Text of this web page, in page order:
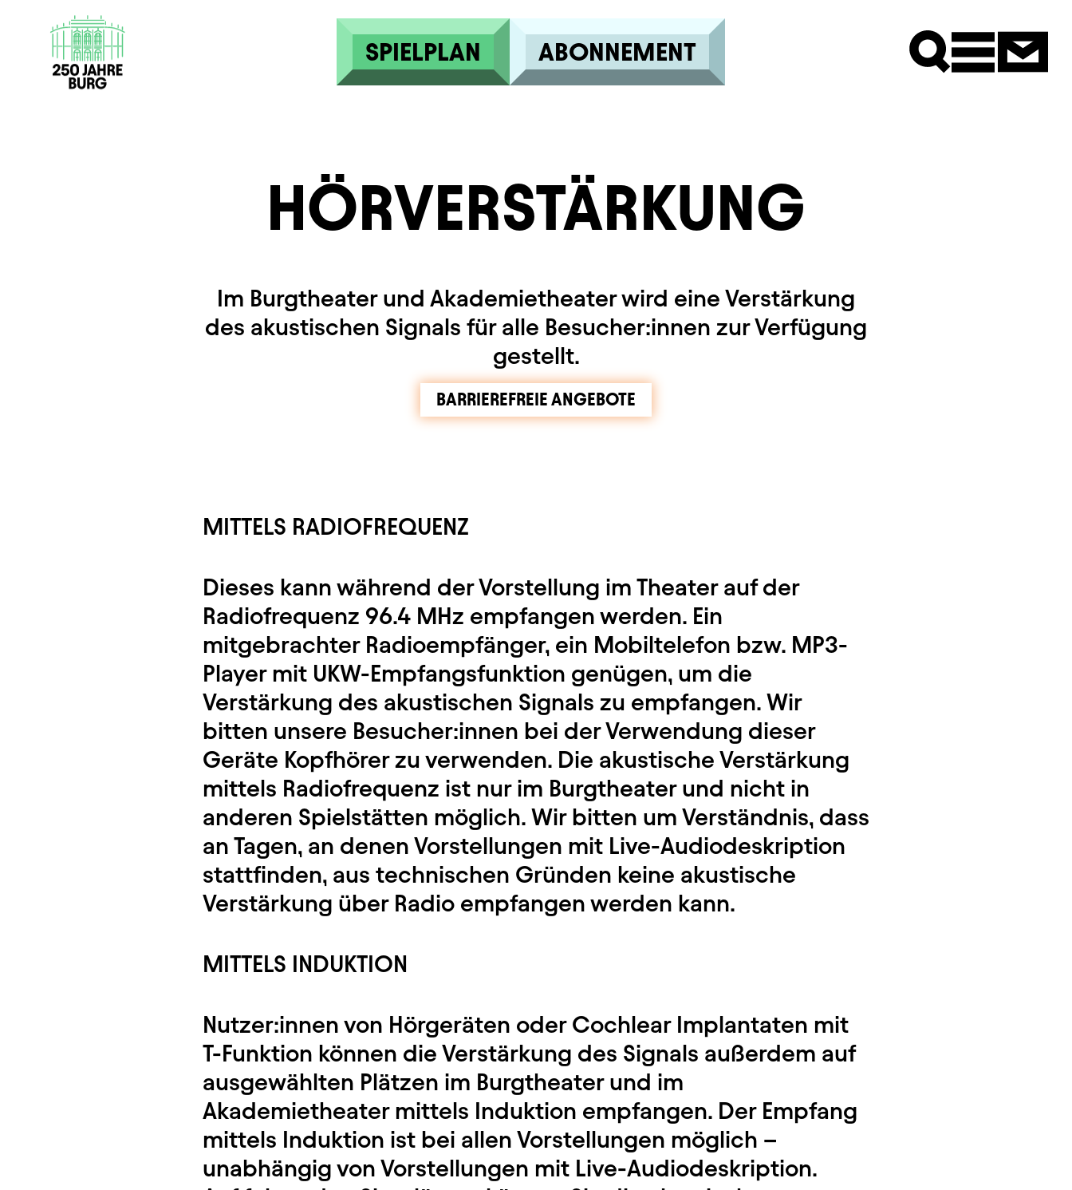
Direkt zum Inhalt
SPIELPLAN ABONNEMENT
HÖRVERSTÄRKUNG
Im Burgtheater und Akademietheater wird eine Verstärkung
des akustischen Signals für alle Besucher:innen zur Verfügung
gestellt.
BARRIEREFREIE ANGEBOTE
MITTELS RADIOFREQUENZ
Dieses kann während der Vorstellung im Theater auf der
Radiofrequenz 96.4 MHz empfangen werden. Ein
mitgebrachter Radioempfänger, ein Mobiltelefon bzw. MP3-
Player mit UKW-Empfangsfunktion genügen, um die
Verstärkung des akustischen Signals zu empfangen. Wir
bitten unsere Besucher:innen bei der Verwendung dieser
Geräte Kopfhörer zu verwenden. Die akustische Verstärkung
mittels Radiofrequenz ist nur im Burgtheater und nicht in
anderen Spielstätten möglich. Wir bitten um Verständnis, dass
an Tagen, an denen Vorstellungen mit Live-Audiodeskription
stattfinden, aus technischen Gründen keine akustische
Verstärkung über Radio empfangen werden kann.
MITTELS INDUKTION
Nutzer:innen von Hörgeräten oder Cochlear Implantaten mit
T-Funktion können die Verstärkung des Signals außerdem auf
ausgewählten Plätzen im Burgtheater und im
Akademietheater mittels Induktion empfangen. Der Empfang
mittels Induktion ist bei allen Vorstellungen möglich –
unabhängig von Vorstellungen mit Live-Audiodeskription.